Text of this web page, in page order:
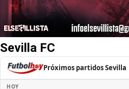
Sevilla FC